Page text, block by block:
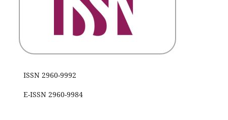
ISSN 2960-9992
E-ISSN 2960-9984